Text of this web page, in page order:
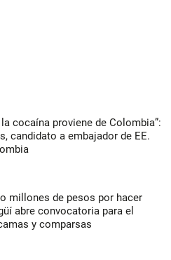
la cocaína proviene de Colombia”:
candidato a embajador de EE.
millones de pesos por hacer
abre convocatoria para el
y comparsas